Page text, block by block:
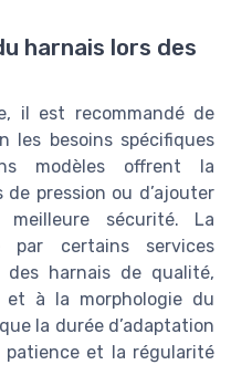
harnais lors des
il est recommandé de
les besoins spécifiques
modèles offrent la
pression ou d’ajouter
sécurité. La
par certains services
des harnais de qualité,
à la morphologie du
la durée d’adaptation
patience et la régularité